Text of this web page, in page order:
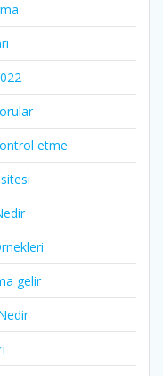
etme
gelir